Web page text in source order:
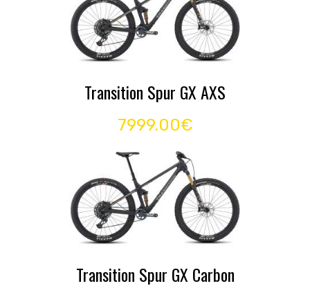
Transition Spur GX AXS
7999.00€
Transition Spur GX Carbon